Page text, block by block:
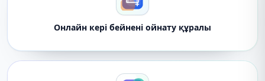
Онлайн кері бейнені ойнату құралы